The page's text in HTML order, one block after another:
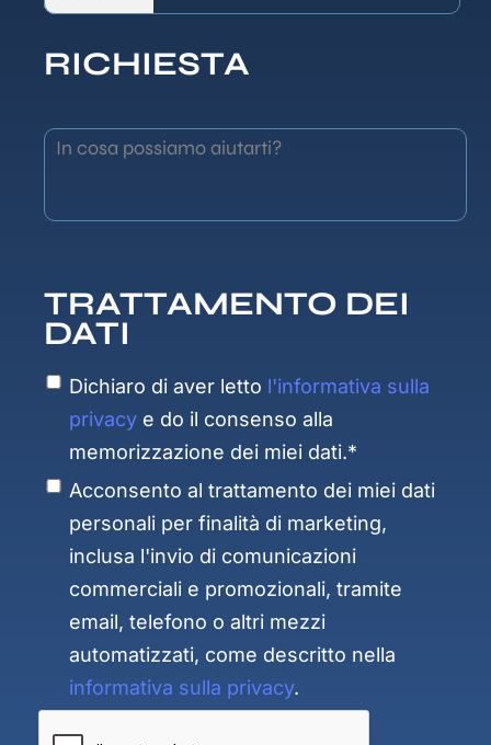
RICHIESTA
In cosa possiamo aiutarti?
TRATTAMENTO DEI
DATI
Dichiaro di aver letto l'informativa sulla
privacye do il consenso alla
memorizzazione dei miei dati.*
Acconsento al trattamento dei miei dati
personali per finalità di marketing,
inclusa l'invio di comunicazioni
commerciali e promozionali, tramite
email, telefono o altri mezzi
automatizzati, come descritto nella
informativa sulla privacy.